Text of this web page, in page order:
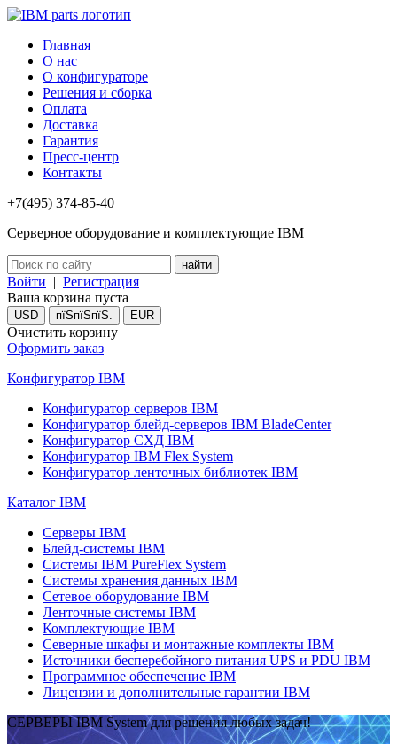
Главная
О нас
О конфигураторе
Решения и сборка
Оплата
Доставка
Гарантия
Пресс-центр
Контакты
+7(495) 374-85-40
Серверное оборудование и комплектующие IBM
Войти | Регистрация
Ваша корзина пуста
USD пїЅпїЅпїЅ. EUR
Очистить корзину
Оформить заказ
Конфигуратор IBM
Конфигуратор серверов IBM
Конфигуратор блейд-серверов IBM BladeCenter
Конфигуратор СХД IBM
Конфигуратор IBM Flex System
Конфигуратор ленточных библиотек IBM
Каталог IBM
Серверы IBM
Блейд-системы IBM
Системы IBM PureFlex System
Системы хранения данных IBM
Сетевое оборудование IBM
Ленточные системы IBM
Комплектующие IBM
Северные шкафы и монтажные комплекты IBM
Источники бесперебойного питания UPS и PDU IBM
Программное обеспечение IBM
Лицензии и дополнительные гарантии IBM
СЕРВЕРЫ IBM System для решения любых задач!